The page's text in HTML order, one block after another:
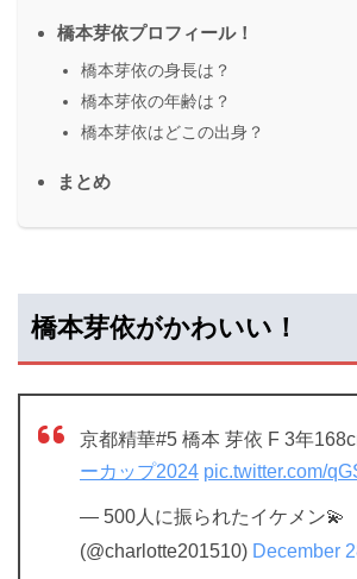
橋本芽依プロフィール！
橋本芽依の身長は？
橋本芽依の年齢は？
橋本芽依はどこの出身？
まとめ
橋本芽依がかわいい！
京都精華#5 橋本 芽依 F 3年
ーカップ2024 pic.twitter.com/
— 500人に振られたイケメン💫
(@charlotte201510) December